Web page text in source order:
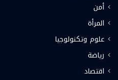
أمن
المرأة
علوم وتكنولوجيا
رياضة
اقتصاد